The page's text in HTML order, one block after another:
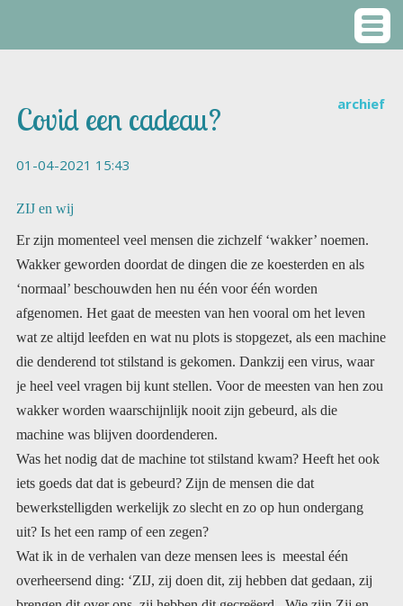
archief
Covid een cadeau?
01-04-2021 15:43
ZIJ en wij
Er zijn momenteel veel mensen die zichzelf ‘wakker’ noemen.
Wakker geworden doordat de dingen die ze koesterden en als
‘normaal’ beschouwden hen nu één voor één worden
afgenomen. Het gaat de meesten van hen vooral om het leven
wat ze altijd leefden en wat nu plots is stopgezet, als een machine
die denderend tot stilstand is gekomen. Dankzij een virus, waar
je heel veel vragen bij kunt stellen. Voor de meesten van hen zou
wakker worden waarschijnlijk nooit zijn gebeurd, als die
machine was blijven doordenderen.
Was het nodig dat de machine tot stilstand kwam? Heeft het ook
iets goeds dat dat is gebeurd? Zijn de mensen die dat
bewerkstelligden werkelijk zo slecht en zo op hun ondergang
uit? Is het een ramp of een zegen?
Wat ik in de verhalen van deze mensen lees is meestal één
overheersend ding: ‘ZIJ, zij doen dit, zij hebben dat gedaan, zij
brengen dit over ons, zij hebben dit gecreëerd. Wie zijn Zij en
klopt deze aanname wel? Ik begrijp dat met ZIJ meestal de
politici, de farmaceutische industrie, de gezondheidszorg, de